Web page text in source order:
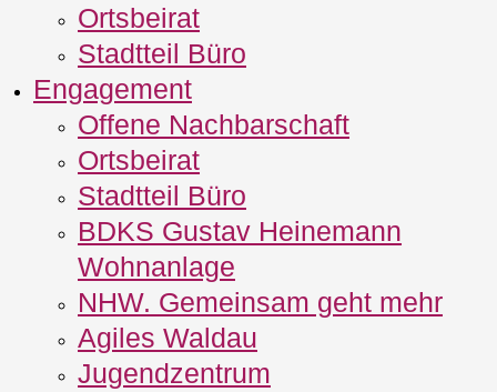
Ortsbeirat
Stadtteil Büro
Engagement
Offene Nachbarschaft
Ortsbeirat
Stadtteil Büro
BDKS Gustav Heinemann
Wohnanlage
NHW. Gemeinsam geht mehr
Agiles Waldau
Jugendzentrum